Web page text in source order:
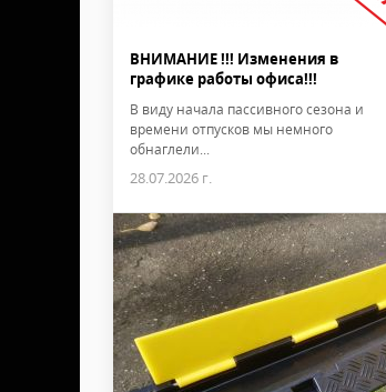
ВНИМАНИЕ !!! Изменения в
графике работы офиса!!!
В виду начала пассивного сезона и
времени отпусков мы немного
обнаглели...
28.07.2026 г.